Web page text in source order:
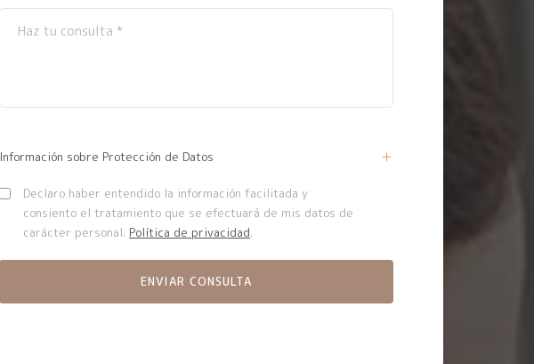
Información sobre Protección de Datos
Declaro haber entendido la información facilitada y
consiento el tratamiento que se efectuará de mis datos de
carácter personal. Política de privacidad.